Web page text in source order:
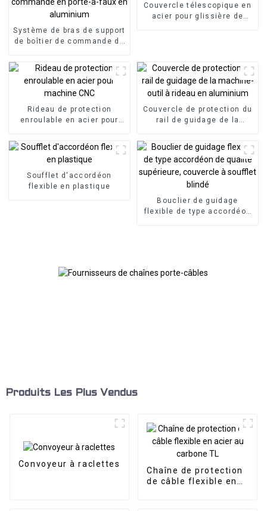
Système de bras de support
de boîtier de commande de
commande en porte-à-faux
en aluminium
Couvercle télescopique en
acier pour glissière de
Rideau de protection
enroulable en acier pour
Couvercle de protection du
rail de guidage de la
Soufflet d'accordéon
flexible en plastique
Bouclier de guidage
flexible de type accordéon
Produits Les Plus Vendus
Convoyeur à raclettes
Chaîne de protection
de câble flexible en